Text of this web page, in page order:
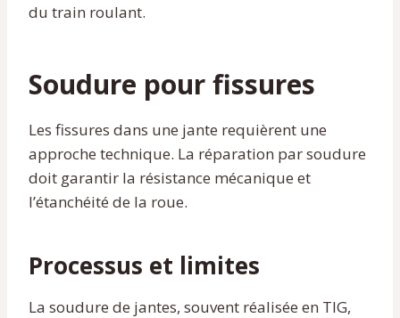
du train roulant.
Soudure pour fissures
Les fissures dans une jante requièrent une
approche technique. La réparation par soudure
doit garantir la résistance mécanique et
l’étanchéité de la roue.
Processus et limites
La soudure de jantes, souvent réalisée en TIG,